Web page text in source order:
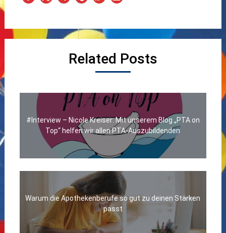
Related Posts
#Interview – Nicole Kreiser: Mit unserem Blog „PTA on
Top“ helfen wir allen PTA-Auszubildenden
Warum die Apothekenberufe so gut zu deinen Stärken
passt